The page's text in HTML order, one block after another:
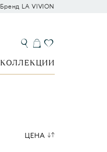
Бренд LA VIVION
КОЛЛЕКЦИИ
ЦЕНА